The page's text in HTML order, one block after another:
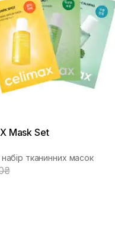
Mask Set
набір тканинних масок